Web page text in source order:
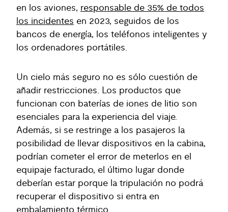
en los aviones, responsable de 35% de todos
los incidentes en 2023, seguidos de los
bancos de energía, los teléfonos inteligentes y
los ordenadores portátiles.
Un cielo más seguro no es sólo cuestión de
añadir restricciones. Los productos que
funcionan con baterías de iones de litio son
esenciales para la experiencia del viaje.
Además, si se restringe a los pasajeros la
posibilidad de llevar dispositivos en la cabina,
podrían cometer el error de meterlos en el
equipaje facturado, el último lugar donde
deberían estar porque la tripulación no podrá
recuperar el dispositivo si entra en
embalamiento térmico.